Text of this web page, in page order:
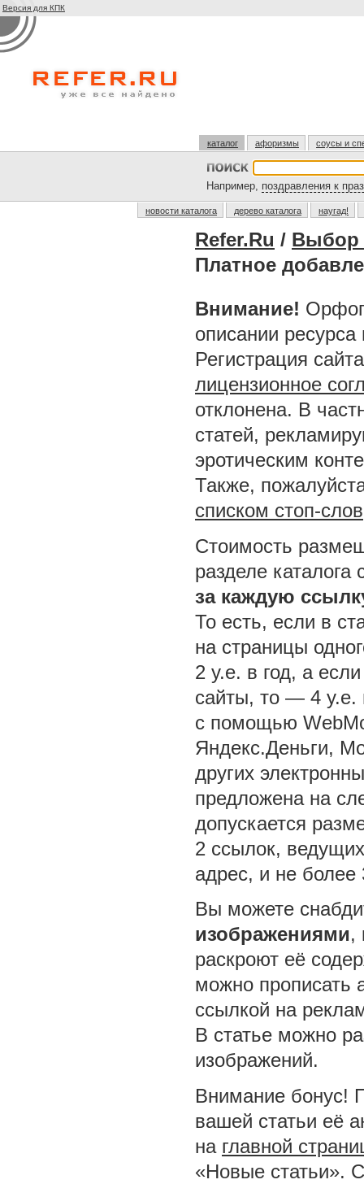
Версия для КПК
каталог афоризмы соусы и
Например, поздравления к
новости каталога дерево каталога наугад!
Refer.Ru / Выбор
Платное
Внимание!
описании
Регистрация
лицензионное
отклонена. В
статей,
эротическим
Также,
списком стоп-слов
Стоимость
разделе каталога
за каждую
То есть, если в
на страницы
2 у.е. в год, а
сайты, то — 4 у.е.
с помощью
Яндекс.Деньги,
других
предложена на
допускается
2 ссылок,
адрес, и не более
Вы можете
изображениями,
раскроют её
можно прописать
ссылкой на
В статье можно
изображений.
Внимание бонус!
вашей статьи её
на главной
«Новые статьи».